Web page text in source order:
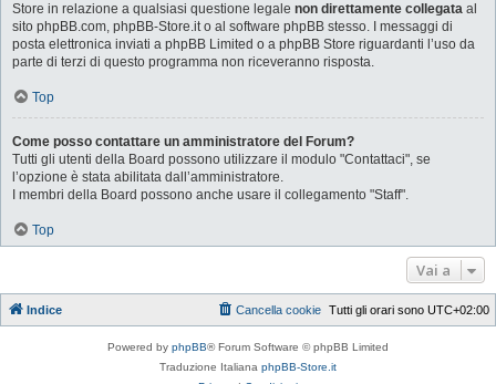
Store in relazione a qualsiasi questione legale non direttamente collegata al
sito phpBB.com, phpBB-Store.it o al software phpBB stesso. I messaggi di
posta elettronica inviati a phpBB Limited o a phpBB Store riguardanti l’uso da
parte di terzi di questo programma non riceveranno risposta.
Top
Come posso contattare un amministratore del Forum?
Tutti gli utenti della Board possono utilizzare il modulo "Contattaci", se
l’opzione è stata abilitata dall’amministratore.
I membri della Board possono anche usare il collegamento "Staff".
Top
Vai a
Indice Tutti gli orari sono UTC+02:00
Cancella cookie
Powered by phpBB® Forum Software © phpBB Limited
Traduzione Italiana phpBB-Store.it